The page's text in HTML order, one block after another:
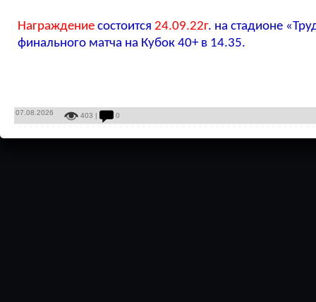
Награждение состоится 24.09.22г. на стадионе
финального матча на Кубок 40+ в 14.35.
07.08.2026 403 | 0